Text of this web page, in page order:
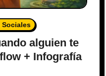
Sociales
alguien te
+ Infografía